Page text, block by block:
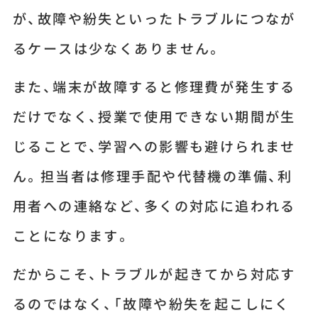
が、故障や紛失といったトラブルにつなが
るケースは少なくありません。
また、端末が故障すると修理費が発生する
だけでなく、授業で使用できない期間が生
じることで、学習への影響も避けられませ
ん。担当者は修理手配や代替機の準備、利
用者への連絡など、多くの対応に追われる
ことになります。
だからこそ、トラブルが起きてから対応す
るのではなく、「故障や紛失を起こしにく